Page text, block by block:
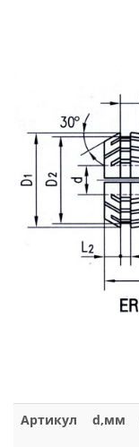
Артикул d,мм